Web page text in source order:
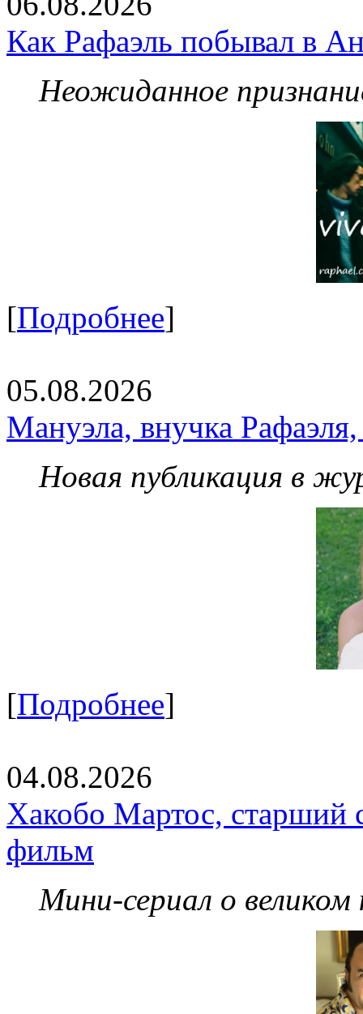
Как Рафаэль побывал в
Неожиданное
[Подробнее]
05.08.2026
Мануэла, внучка
Новая публикация в
[Подробнее]
04.08.2026
Хакобо Мартос, старший
фильм
Мини-сериал о великом